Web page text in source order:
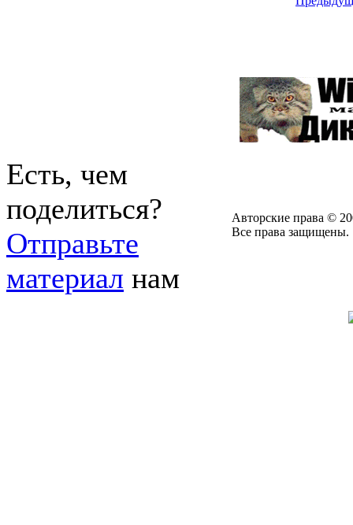
Есть, чем
поделиться?
Отправьте
материал нам
Авторские права ©
Все права защищены.